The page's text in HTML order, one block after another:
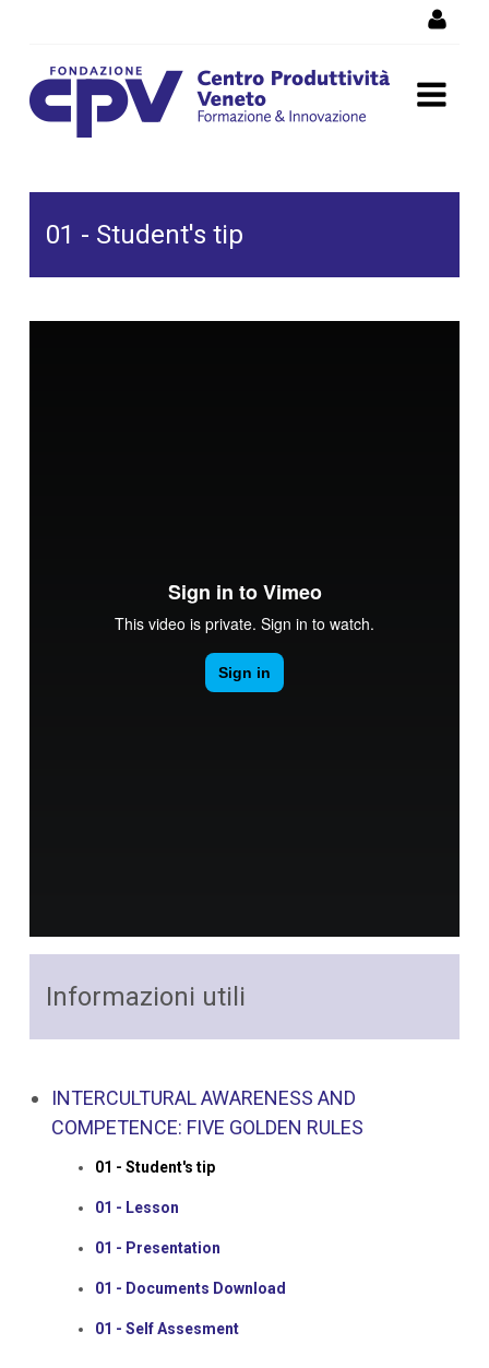
01 - Student's tip
01 - Student's tip
Informazioni utili
INTERCULTURAL AWARENESS AND
COMPETENCE: FIVE GOLDEN RULES
01 - Student's tip
01 - Lesson
01 - Presentation
01 - Documents Download
01 - Self Assesment